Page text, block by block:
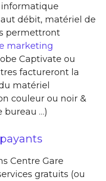
débit, matériel de
permettront
marketing
Captivate ou
factureront la
matériel
couleur ou noir &
bureau …)
Centre Gare
gratuits (ou